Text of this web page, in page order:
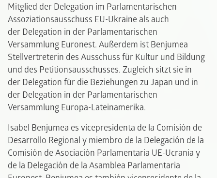
Mitglied der Delegation im Parlamentarischen
Assoziationsausschuss EU-Ukraine als auch
der Delegation in der Parlamentarischen
Versammlung Euronest. Außerdem ist Benjumea
Stellvertreterin des Ausschuss für Kultur und Bildung
und des Petitionsausschusses. Zugleich sitzt sie in
der Delegation für die Beziehungen zu Japan und in
der Delegation in der Parlamentarischen
Versammlung Europa-Lateinamerika.
Isabel Benjumea es vicepresidenta de la Comisión de
Desarrollo Regional y miembro de la Delegación de la
Comisión de Asociación Parlamentaria UE-Ucrania y
de la Delegación de la Asamblea Parlamentaria